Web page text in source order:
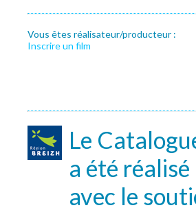
Vous êtes réalisateur/producteur :
Inscrire un film
Le
a été réalisé
avec le